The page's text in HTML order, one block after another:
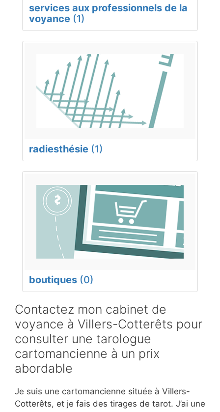
services aux professionnels de la
voyance (1)
radiesthésie (1)
boutiques (0)
Contactez mon cabinet de
voyance à Villers-Cotterêts pour
consulter une tarologue
cartomancienne à un prix
abordable
Je suis une cartomancienne située à Villers-
Cotterêts, et je fais des tirages de tarot. J’ai une